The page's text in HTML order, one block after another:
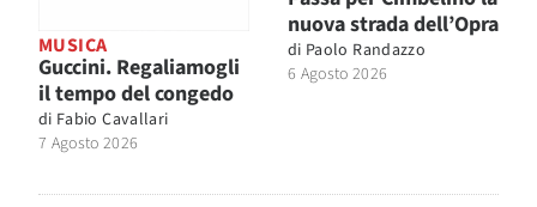
MUSICA
Guccini. Regaliamogli
il tempo del congedo
di Fabio Cavallari
7 Agosto 2026
nuova strada dell’Opra
di Paolo Randazzo
6 Agosto 2026